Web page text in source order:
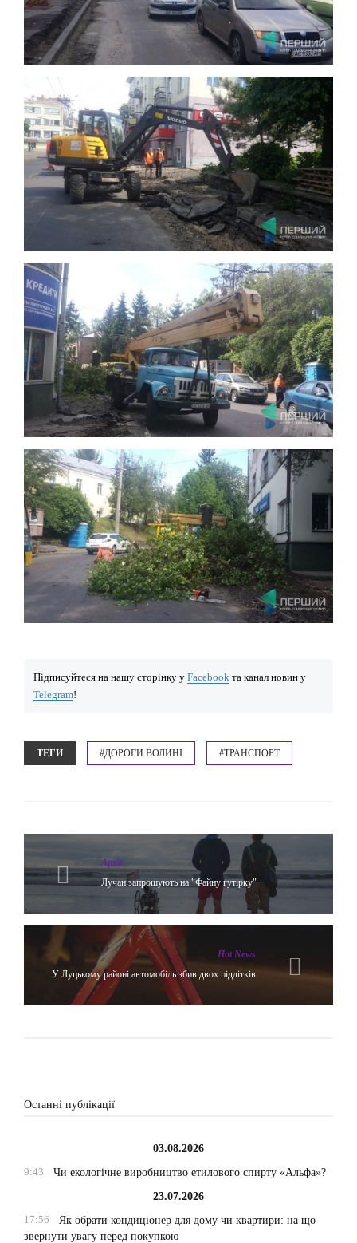
Підписуйтеся на нашу сторінку у Facebook та канал новин у
Telegram!
ТЕГИ #ДОРОГИ ВОЛИНІ #ТРАНСПОРТ
Архів
Лучан запрошують на "Файну гутірку"
Hot News
У Луцькому районі автомобіль збив двох підлітків
Останні публікації
03.08.2026
9:43
Чи екологічне виробництво етилового спирту «Альфа»?
23.07.2026
17:56
Як обрати кондиціонер для дому чи квартири: на що
звернути увагу перед покупкою